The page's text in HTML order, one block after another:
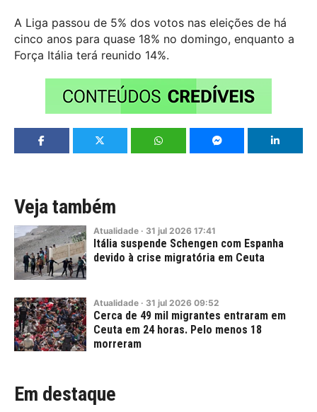
A Liga passou de 5% dos votos nas eleições de há
cinco anos para quase 18% no domingo, enquanto a
Força Itália terá reunido 14%.
Veja também
Atualidade · 31 jul 2026 17:41
Itália suspende Schengen com Espanha
devido à crise migratória em Ceuta
Atualidade · 31 jul 2026 09:52
Cerca de 49 mil migrantes entraram em
Ceuta em 24 horas. Pelo menos 18
morreram
Em destaque